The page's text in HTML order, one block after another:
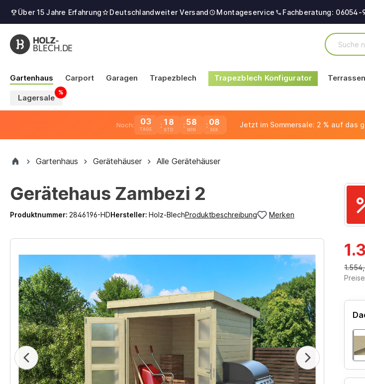
Über 15 Jahre Erfahrung Deutschlandweiter Versand Montageservice Fachberatung: 06054-
Gartenhaus Carport Garagen Trapezblech Trapezblech Konfigurator
Lagersale
Noch: 03
TAGE
18 58 07 Jetzt im Sommersale: 2 % auf das
Gartenhaus Gerätehäuser Alle Gerätehäuser
Gerätehaus Zambezi 2
Produktnummer: 2846196-HDHersteller: Holz-BlechProduktbeschreibung Merken